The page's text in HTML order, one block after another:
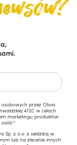
przez Olivia
472C w celach
marketingu produktów
Sp. z o.o. z siedzibą w
lub na zlecenie innych